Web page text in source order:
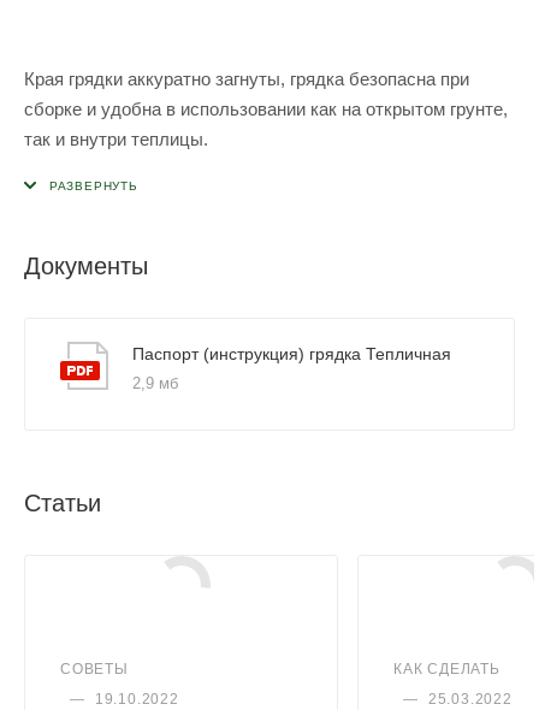
Края грядки аккуратно загнуты, грядка безопасна при
сборке и удобна в использовании как на открытом грунте,
так и внутри теплицы.
Документы
Паспорт (инструкция) грядка Тепличная
2,9 мб
Статьи
СОВЕТЫ
—
19.10.2022
КАК СДЕЛАТЬ
—
25.03.2022